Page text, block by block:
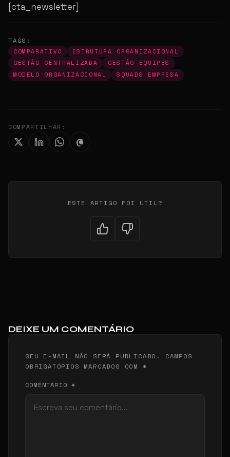
[cta_newsletter]
TAGS:
COMPARATIVO
ESTRUTURA ORGANIZACIONAL
GESTÃO CENTRALIZADA
GESTÃO EQUIPES
MODELO ORGANIZACIONAL
SQUADS EMPRESA
COMPARTILHAR:
ESTE ARTIGO FOI ÚTIL?
DEIXE UM COMENTÁRIO
SEU E-MAIL NÃO SERÁ PUBLICADO. CAMPOS
OBRIGATÓRIOS MARCADOS COM *
COMENTÁRIO *